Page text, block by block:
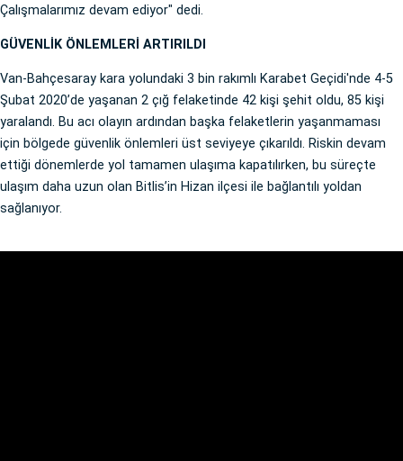
Çalışmalarımız devam ediyor" dedi.
GÜVENLİK ÖNLEMLERİ ARTIRILDI
Van-Bahçesaray kara yolundaki 3 bin rakımlı Karabet Geçidi'nde 4-5
Şubat 2020’de yaşanan 2 çığ felaketinde 42 kişi şehit oldu, 85 kişi
yaralandı. Bu acı olayın ardından başka felaketlerin yaşanmaması
için bölgede güvenlik önlemleri üst seviyeye çıkarıldı. Riskin devam
ettiği dönemlerde yol tamamen ulaşıma kapatılırken, bu süreçte
ulaşım daha uzun olan Bitlis’in Hizan ilçesi ile bağlantılı yoldan
sağlanıyor.